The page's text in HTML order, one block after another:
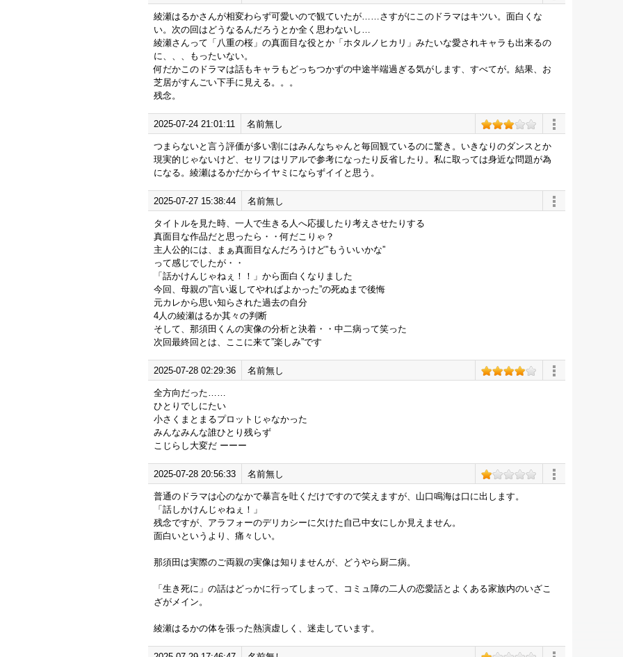
綾瀬はるかさんが相変わらず可愛いので観ていたが……さすがにこのドラマはキツい。面白くな
い。次の回はどうなるんだろうとか全く思わないし…
綾瀬さんって「八重の桜」の真面目な役とか「ホタルノヒカリ」みたいな愛されキャラも出来るの
に、、、もったいない。
何だかこのドラマは話もキャラもどっちつかずの中途半端過ぎる気がします、すべてが。結果、お
芝居がすんごい下手に見える。。。
残念。
2025-07-24 21:01:11 名前無し
つまらないと言う評価が多い割にはみんなちゃんと毎回観ているのに驚き。いきなりのダンスとか
現実的じゃないけど、セリフはリアルで参考になったり反省したり。私に取っては身近な問題が為
になる。綾瀬はるかだからイヤミにならずイイと思う。
2025-07-27 15:38:44 名前無し
タイトルを見た時、一人で生きる人へ応援したり考えさせたりする
真面目な作品だと思ったら・・何だこりゃ？
主人公的には、まぁ真面目なんだろうけど”もういいかな”
って感じでしたが・・
「話かけんじゃねぇ！！」から面白くなりました
今回、母親の”言い返してやればよかった”の死ぬまで後悔
元カレから思い知らされた過去の自分
4人の綾瀬はるか其々の判断
そして、那須田くんの実像の分析と決着・・中二病って笑った
次回最終回とは、ここに来て”楽しみ”です
2025-07-28 02:29:36 名前無し
全方向だった……
ひとりでしにたい
小さくまとまるプロットじゃなかった
みんなみんな誰ひとり残らず
こじらし大変だ ーーー
2025-07-28 20:56:33 名前無し
普通のドラマは心のなかで暴言を吐くだけですので笑えますが、山口鳴海は口に出します。
「話しかけんじゃねぇ！」
残念ですが、アラフォーのデリカシーに欠けた自己中女にしか見えません。
面白いというより、痛々しい。
那須田は実際のご両親の実像は知りませんが、どうやら厨二病。
「生き死に」の話はどっかに行ってしまって、コミュ障の二人の恋愛話とよくある家族内のいざこ
ざがメイン。
綾瀬はるかの体を張った熱演虚しく、迷走しています。